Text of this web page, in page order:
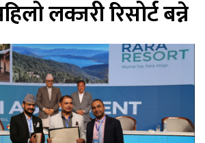
लक्जरी रिसोर्ट बन्ने